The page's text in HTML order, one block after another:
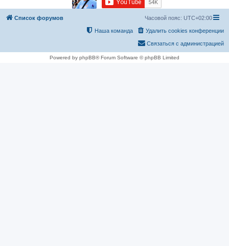
Список форумов Часовой пояс: UTC+02:00
Удалить cookies конференции
Наша команда
Связаться с администрацией
Powered by phpBB® Forum Software © phpBB Limited